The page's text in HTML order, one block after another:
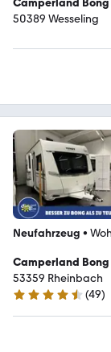
Camperland Bong
50389 Wesseling
Neufahrzeug •
Camperland Bong
53359 Rheinbach
4.5 Sterne
(49)